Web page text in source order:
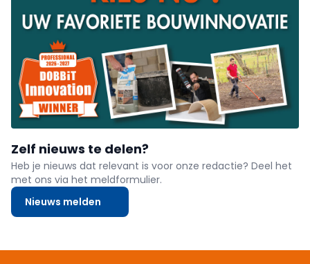
Zelf nieuws te delen?
Heb je nieuws dat relevant is voor onze redactie? Deel het
met ons via het meldformulier.
Nieuws melden